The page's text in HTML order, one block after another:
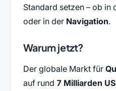
Standard setzen – ob in
oder in der Navigation.
Warum jetzt?
Der globale Markt für
auf rund 7 Milliarden